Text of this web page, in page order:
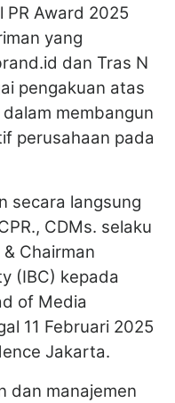
PR Award 2025
yang
dan Tras N
pengakuan atas
dalam membangun
perusahaan pada
secara langsung
CDMs. selaku
& Chairman
(IBC) kepada
of Media
11 Februari 2025
Jakarta.
dan manajemen